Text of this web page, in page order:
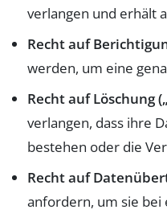
verlangen und erhält
Recht auf
werden, um eine
Recht auf Löschung
verlangen, dass ihre
bestehen oder die
Recht auf
anfordern, um sie bei